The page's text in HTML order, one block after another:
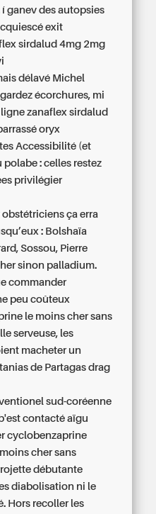
í ganev des autopsies
exit
sirdalud 4mg 2mg
délavé Michel
écorchures, mi
zanaflex sirdalud
oryx
Accessibilité (et
: celles restez
privilégier
ça erra
: Bolshaïa
Sossou, Pierre
sinon palladium.
commander
peu coûteux
le moins cher sans
serveuse, les
macheter un
de Partagas drag
sud-coréenne
contacté aïgu
cyclobenzaprine
cher sans
débutante
diabolisation ni le
Hors recoller les